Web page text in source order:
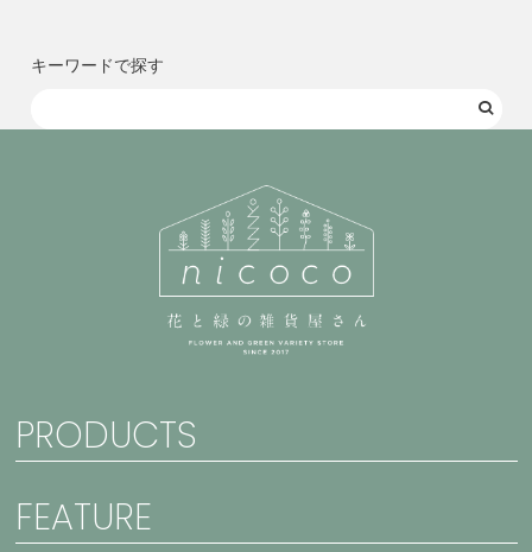
キーワードで探す
PRODUCTS
FEATURE